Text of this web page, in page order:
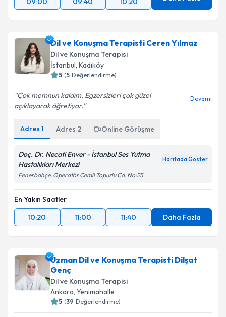
Dil ve Konuşma Terapisti Ceren Yılmaz
Dil ve Konuşma Terapisi
İstanbul, Kadıköy
5 (5 Değerlendirme)
Çok memnun kaldım. Egzersizleri çok güzel
açıklayarak öğretiyor.
Devamı
Adres 1 Adres 2 Online Görüşme
Doç. Dr. Necati Enver - İstanbul Ses Yutma
Hastalıkları Merkezi
Haritada Göster
Fenerbahçe, Operatör Cemil Topuzlu Cd. No:25
En Yakın Saatler
10:20
11:00 11:40 Daha Fazla
Uzman Dil ve Konuşma Terapisti Dilşat
Genç
Dil ve Konuşma Terapisi
Ankara, Yenimahalle
5 (39 Değerlendirme)